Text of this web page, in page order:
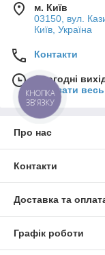
м. Київ
03150, вул.
Київ, Україна
Контакти
Сьогодні
Показати
Про нас
Контакти
Доставка та
Графік роботи
КНОПКА
ЗВ'ЯЗКУ